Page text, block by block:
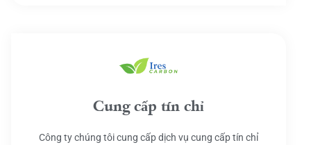
Cung cấp tín chỉ
Công ty chúng tôi cung cấp dịch vụ cung cấp tín chỉ